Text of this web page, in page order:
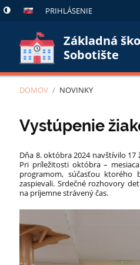
PRIHLÁSENIE
Základná
Sobotište
DOMOV / NOVINKY
Novinky
Vystúpenie
Dňa 8. októbra 2024 navštívilo 17
Pri príležitosti októbra –
programom, súčasťou ktorého
zaspievali. Srdečné rozhovory
na príjemne strávený čas.